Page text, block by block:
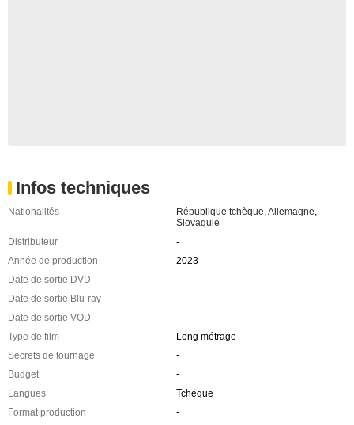
Infos techniques
Nationalités République tchèque,Allemagne,
Slovaquie
Distributeur
-
Année de production
2023
Date de sortie DVD
-
Date de sortie Blu-ray
-
Date de sortie VOD
-
Type de film
Long métrage
Secrets de tournage
-
Budget
-
Langues
Tchèque
Format production
-